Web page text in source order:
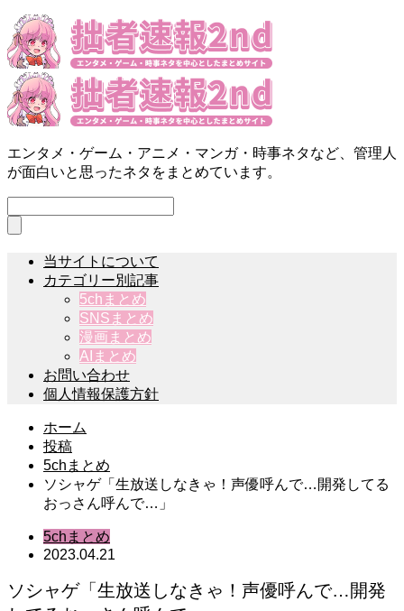
エンタメ・ゲーム・アニメ・マンガ・時事ネタなど、管理人
が面白いと思ったネタをまとめています。
当サイトについて
カテゴリー別記事
5chまとめ
SNSまとめ
漫画まとめ
AIまとめ
お問い合わせ
個人情報保護方針
ホーム
投稿
5chまとめ
ソシャゲ「生放送しなきゃ！声優呼んで…開発してる
おっさん呼んで…」
5chまとめ
2023.04.21
ソシャゲ「生放送しなきゃ！声優呼んで…開発